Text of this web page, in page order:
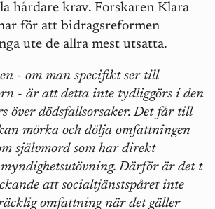
hårdare krav. Forskaren Klara
för att bidragsreformen
ute de allra mest utsatta.
- om man specifikt ser till
- är att detta inte tydliggörs i den
över dödsfallsorsaker. Det får till
mörka och dölja omfattningen
självmord som har direkt
Därför är det t
att socialtjänstspåret inte
omfattning när det gäller